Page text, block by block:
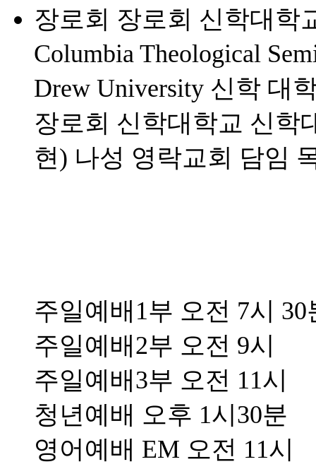
장로회 장로회 신학대학
Columbia Theological
Drew University 신학 대
장로회 신학대학교 신학
현) 나성 영락교회 담임
주일예배1부 오전 7시 30
주일예배2부 오전 9시
주일예배3부 오전 11시
청년예배 오후 1시30분
영어예배 EM 오전 11시